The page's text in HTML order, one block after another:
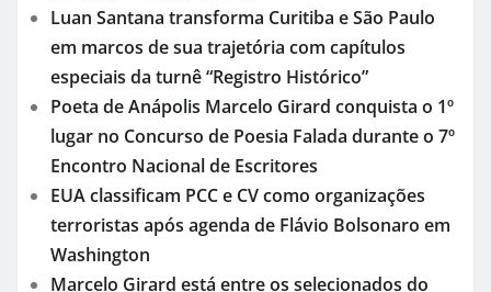
Luan Santana transforma Curitiba e São Paulo
em marcos de sua trajetória com capítulos
especiais da turnê “Registro Histórico”
Poeta de Anápolis Marcelo Girard conquista o 1º
lugar no Concurso de Poesia Falada durante o 7º
Encontro Nacional de Escritores
EUA classificam PCC e CV como organizações
terroristas após agenda de Flávio Bolsonaro em
Washington
Marcelo Girard está entre os selecionados do